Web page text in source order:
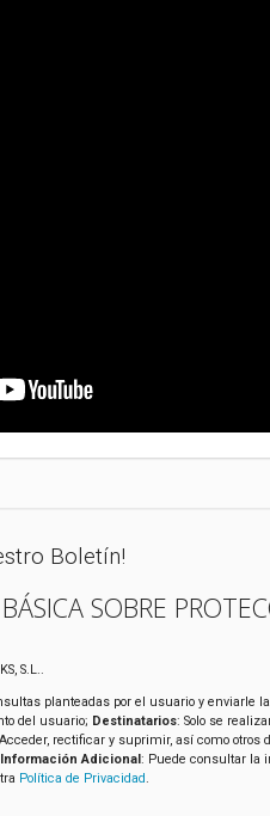
Boletín!
SOBRE
S.L..
planteadas por el usuario y enviarle
del usuario; Destinatarios: Solo se
rectificar y suprimir, así como otros
Información Adicional: Puede consultar la
Política de Privacidad